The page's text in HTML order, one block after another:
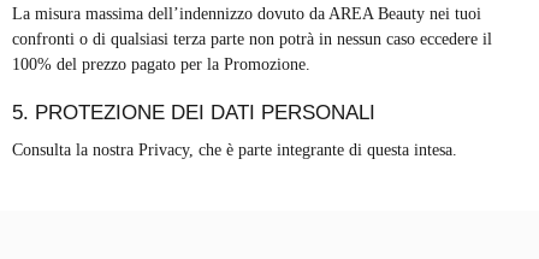
La misura massima dell’indennizzo dovuto da AREA Beauty nei tuoi
confronti o di qualsiasi terza parte non potrà in nessun caso eccedere il
100% del prezzo pagato per la Promozione.
5. PROTEZIONE DEI DATI PERSONALI
Consulta la nostra Privacy, che è parte integrante di questa intesa.